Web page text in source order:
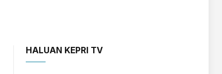
HALUAN KEPRI TV